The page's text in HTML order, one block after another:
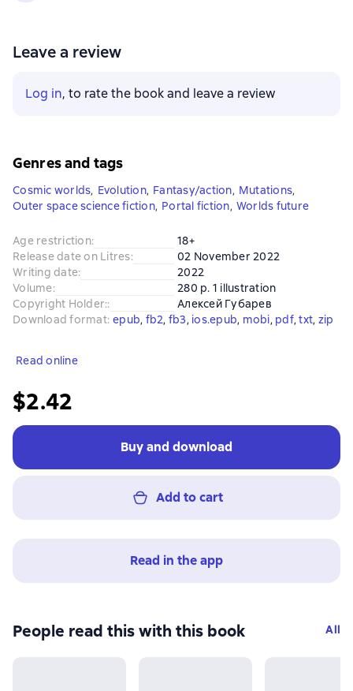
Leave a review
Log in, to rate the book and leave a review
Genres and tags
Cosmic worlds, Evolution, Fantasy/action, Mutations,
Outer space science fiction, Portal fiction, Worlds future
Age restriction:
18+
Release date on Litres:
02 November 2022
Writing date:
2022
Volume:
280 p. 1 illustration
Copyright Holder::
Алексей Губарев
Download format: epub, fb2, fb3, ios.epub, mobi, pdf, txt, zip
Read online
$2.42
Buy and download
Add to cart
Read in the app
People read this with this book All